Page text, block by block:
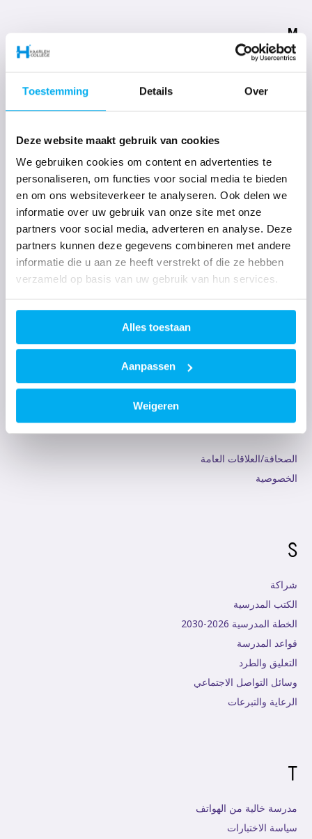
Toestemming Details Over
Deze website maakt gebruik van cookies
We gebruiken cookies om content en advertenties te
personaliseren, om functies voor social media te bieden
en om ons websiteverkeer te analyseren. Ook delen we
informatie over uw gebruik van onze site met onze
partners voor social media, adverteren en analyse. Deze
partners kunnen deze gegevens combineren met andere
informatie die u aan ze heeft verstrekt of die ze hebben
verzameld op basis van uw gebruik van hun services.
Alles toestaan
Aanpassen
Weigeren
M
التدريب المجتمعي
Magister
مجلس المشاركة
خدمات الدعم
نتائج التعليم
أيام الأبواب المفتوحة
معايير الانتقال
P
الصحافة/العلاقات العامة
الخصوصية
S
شراكة
الكتب المدرسية
الخطة المدرسية 2026-2030
قواعد المدرسة
التعليق والطرد
وسائل التواصل الاجتماعي
الرعاية والتبرعات
T
مدرسة خالية من الهواتف
سياسة الاختبارات